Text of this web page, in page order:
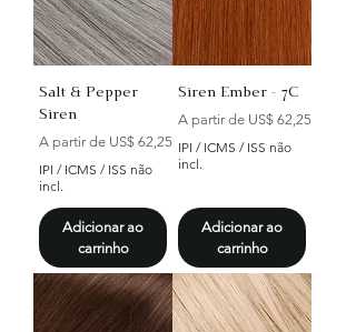
Salt & Pepper
Siren
A partir de US$ 62,25
Preço promocional
IPI / ICMS / ISS não
incl.
Adicionar ao
carrinho
Siren Ember - 7C
A partir de US$ 62,25
Preço promocional
IPI / ICMS / ISS não
incl.
Adicionar ao
carrinho